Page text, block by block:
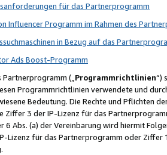
für das Partnerprogramm
Influencer Programm im Rahmen des
in Bezug auf das
Ads Boost-Programm
Partnerprogramm („Programmrichtlinien“)
Programmrichtlinien verwendete und
Bedeutung. Die Rechte und Pflichten
Ziffer 3 der IP-Lizenz für das
6 Abs. (a) der Vereinbarung wird hiermit
Lizenz für das Partnerprogramm oder